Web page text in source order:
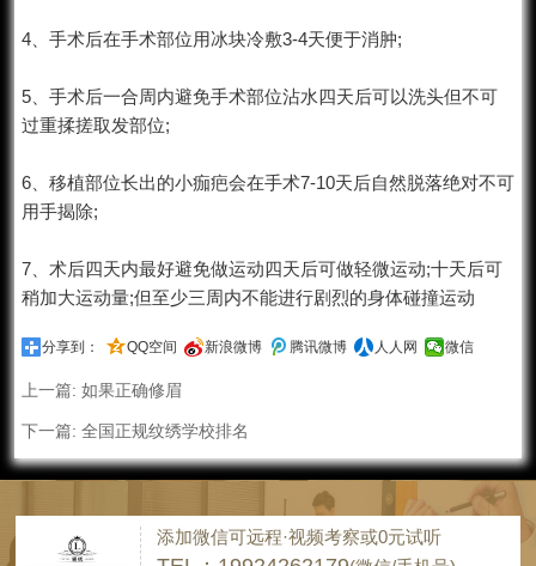
4、手术后在手术部位用冰块冷敷3-4天便于消肿;
5、手术后一合周内避免手术部位沾水四天后可以洗头但不可
过重揉搓取发部位;
6、移植部位长出的小痂疤会在手术7-10天后自然脱落绝对不可
用手揭除;
7、术后四天内最好避免做运动四天后可做轻微运动;十天后可
稍加大运动量;但至少三周内不能进行剧烈的身体碰撞运动
分享到： QQ空间 新浪微博 腾讯微博 人人网 微信
上一篇: 如果正确修眉
下一篇: 全国正规纹绣学校排名
添加微信可远程·视频考察或0元试听